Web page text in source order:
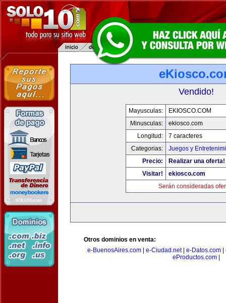
Vendido!
Mayusculas:
EKIOSCO.COM
Minusculas:
ekiosco.com
Longitud:
7 caracteres
Categorias:
Juegos y
Precio:
Realizar una oferta!
Visitar!
ekiosco.com
Serán consideradas
Otros dominios en venta:
e-BuenosAires.com| e-Ciudad.net| e-Datos.com|
eProductos.com